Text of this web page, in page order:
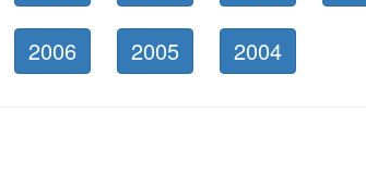
2006 2005 2004